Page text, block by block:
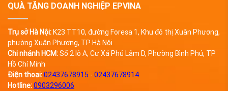
QUÀ TẶNG DOANH NGHIỆP EPVINA
Trụ sở Hà Nội:K23 TT10, đường Foresa 1, Khu đô thị Xuân Phương,
phường Xuân Phương, TP Hà Nội
Chi nhánh HCM:Số 2 lô A, Cư Xá Phú Lâm D, Phường Bình Phú, TP
Hồ Chí Minh
Điện thoại:02437678915 - 02437678914
Hotline:0903296006